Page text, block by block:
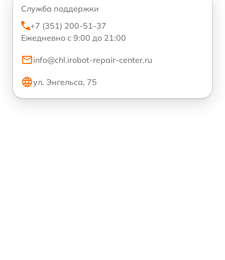
Служба поддержки
+7 (351) 200-51-37
Ежедневно с 9:00 до 21:00
info@chl.irobot-repair-center.ru
ул. Энгельса, 75